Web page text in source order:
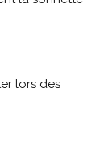
lors des